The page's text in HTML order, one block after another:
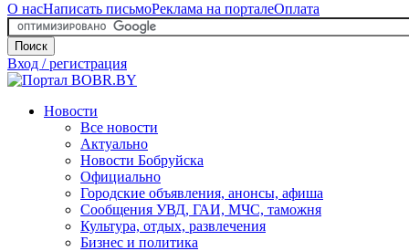
О насНаписать письмоРеклама на порталеОплата
Поиск
Вход / регистрация
Новости
Все новости
Актуально
Новости Бобруйска
Официально
Городские объявления, анонсы, афиша
Сообщения УВД, ГАИ, МЧС, таможня
Культура, отдых, развлечения
Бизнес и политика